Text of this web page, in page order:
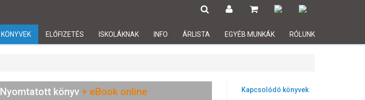
KÖNYVEK ELŐFIZETÉS ISKOLÁKNAK INFO ÁRLISTA EGYÉB MUNKÁK RÓLUNK
Nyomtatott könyv + eBook online Kapcsolódó könyvek